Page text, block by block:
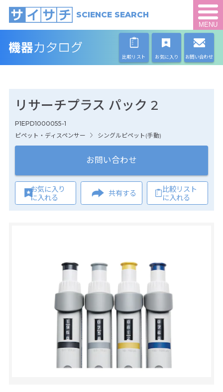
SCIENCE SEARCH
MENU
比較リスト お気に入り お問い合わせ
リサーチプラス パック 2
P1EPD1000055-1
ピペット・ディスペンサー
シングルピペット(手動)
お問い合わせ
お気に入り
に入れる
共有する
比較リスト
に入れる